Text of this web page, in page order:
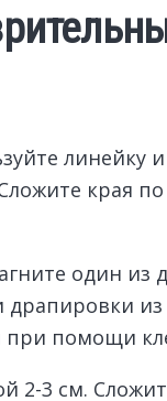
линейку
края
один из
из
при помощи
2-3 см.